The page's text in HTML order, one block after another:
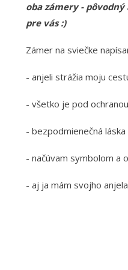
oba zámery -
pre vás :)
Zámer na sviečke
- anjeli strážia moju
- všetko je pod
- bezpodmienečná
- načúvam symbolom a
- aj ja mám svojho